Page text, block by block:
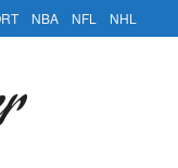
NBA NFL NHL